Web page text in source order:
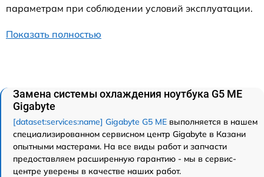
параметрам при соблюдении условий эксплуатации.
Показать полностью
Замена системы охлаждения ноутбука G5 ME
Gigabyte
[dataset:services:name] Gigabyte G5 ME выполняется в нашем
специализированном сервисном центр Gigabyte в Казани
опытными мастерами. На все виды работ и запчасти
предоставляем расширенную гарантию - мы в сервис-
центре уверены в качестве наших работ.